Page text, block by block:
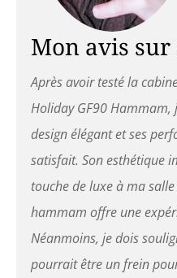
Mon avis
Après avoir testé la
Holiday GF90
design élégant et ses
satisfait. Son esthétique
touche de luxe à ma
hammam offre une
Néanmoins, je dois
pourrait être un frein